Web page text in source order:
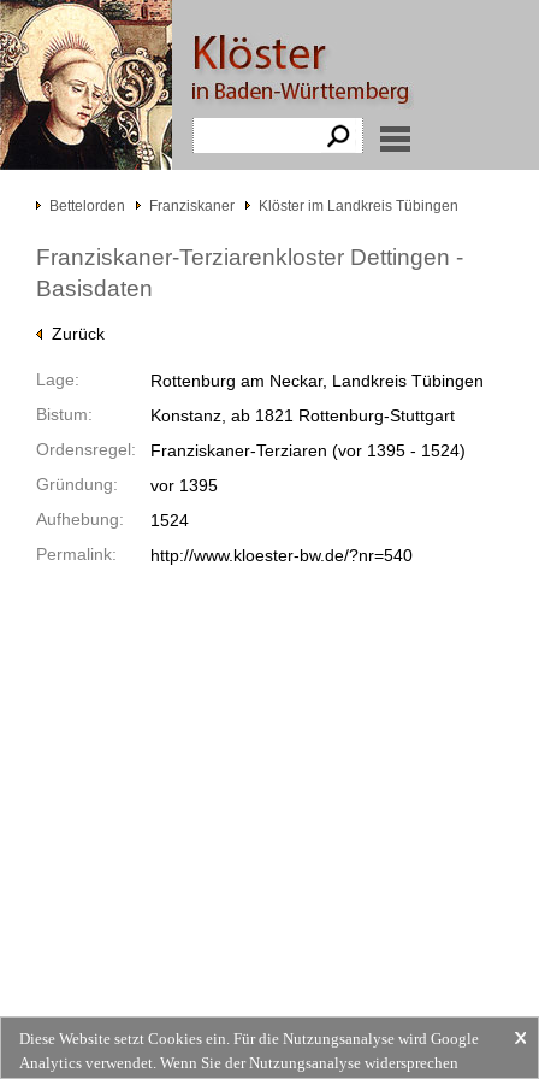
Bettelorden Franziskaner Klöster im Landkreis Tübingen
Franziskaner-Terziarenkloster Dettingen -
Basisdaten
Zurück
Lage:
Rottenburg am Neckar, Landkreis Tübingen
Bistum:
Konstanz, ab 1821 Rottenburg-Stuttgart
Ordensregel:
Franziskaner-Terziaren (vor 1395 - 1524)
Gründung:
vor 1395
Aufhebung:
1524
Permalink:
http://www.kloester-bw.de/?nr=540
Diese Website setzt Cookies ein. Für die Nutzungsanalyse wird Google
Analytics verwendet. Wenn Sie der Nutzungsanalyse widersprechen